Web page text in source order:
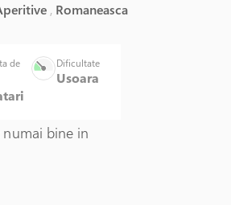
, Romaneasca
de Dificultate
Usoara
numai bine in